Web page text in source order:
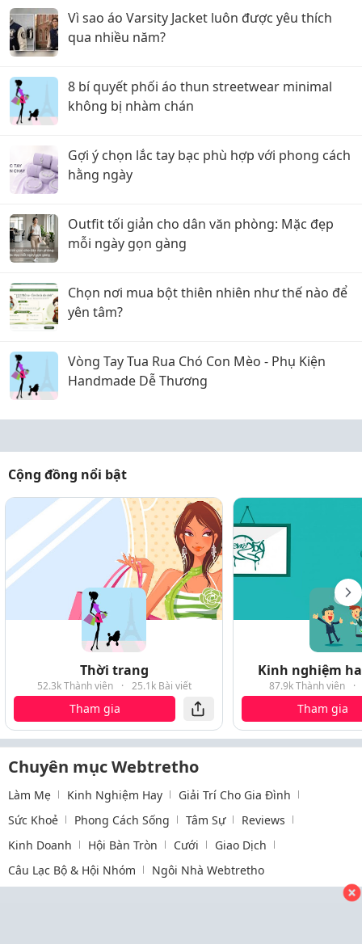
Vì sao áo Varsity Jacket luôn được yêu thích
qua nhiều năm?
8 bí quyết phối áo thun streetwear minimal
không bị nhàm chán
Gợi ý chọn lắc tay bạc phù hợp với phong cách
hằng ngày
Outfit tối giản cho dân văn phòng: Mặc đẹp
mỗi ngày gọn gàng
Chọn nơi mua bột thiên nhiên như thế nào để
yên tâm?
Vòng Tay Tua Rua Chó Con Mèo - Phụ Kiện
Handmade Dễ Thương
Cộng đồng nổi bật
Thời trang
52.3k Thành viên · 25.1k Bài viết
Tham gia
Kinh nghiệm
87.9k Thành viên ·
Tham gia
Chuyên mục Webtretho
Làm Mẹ Kinh Nghiệm Hay
Giải Trí Cho Gia Đình
Sức Khoẻ
Phong Cách Sống Tâm Sự
Reviews
Kinh Doanh
Hội Bàn Tròn Cưới
Giao Dịch
Câu Lạc Bộ & Hội Nhóm
Ngôi Nhà Webtretho